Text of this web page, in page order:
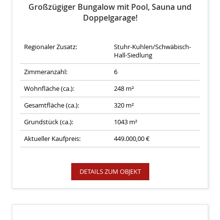
Großzügiger Bungalow mit Pool, Sauna und
Doppelgarage!
Regionaler Zusatz:
Stuhr-Kuhlen/Schwäbisch-
Hall-Siedlung
Zimmeranzahl:
6
Wohnfläche (ca.):
248 m²
Gesamtfläche (ca.):
320 m²
Grundstück (ca.):
1043 m²
Aktueller Kaufpreis:
449.000,00 €
DETAILS ZUM OBJEKT